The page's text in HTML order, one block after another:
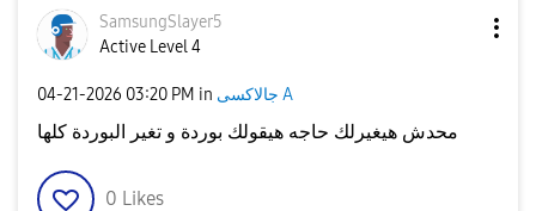
SamsungSlayer5
Active Level 4
‎04-21-2026 03:20 PM in جالاكسى A
محدش هيغيرلك حاجه هيقولك بوردة و تغير البوردة كلها
0 Likes